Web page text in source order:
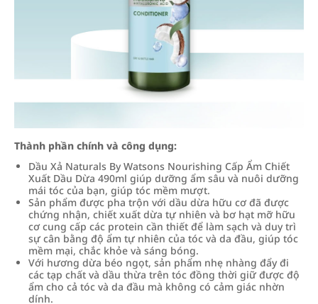
Thành phần chính và công dụng:
Dầu Xả Naturals By Watsons Nourishing Cấp Ẩm Chiết
Xuất Dầu Dừa 490ml giúp dưỡng ẩm sâu và nuôi dưỡng
mái tóc của bạn, giúp tóc mềm mượt.
Sản phẩm được pha trộn với dầu dừa hữu cơ đã được
chứng nhận, chiết xuất dừa tự nhiên và bơ hạt mỡ hữu
cơ cung cấp các protein cần thiết để làm sạch và duy trì
sự cân bằng độ ẩm tự nhiên của tóc và da đầu, giúp tóc
mềm mại, chắc khỏe và sáng bóng.
Với hương dừa béo ngọt, sản phẩm nhẹ nhàng đẩy đi
các tạp chất và dầu thừa trên tóc đồng thời giữ được độ
ẩm cho cả tóc và da đầu mà không có cảm giác nhờn
dính.